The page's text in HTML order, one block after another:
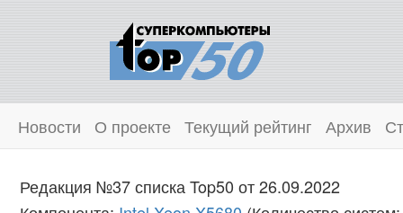
Новости О проекте Текущий рейтинг Архив
Редакция №37 списка Top50 от 26.09.2022